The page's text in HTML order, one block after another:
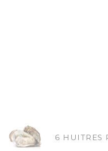
6 HUITRES